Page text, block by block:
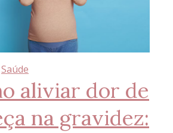
Saúde
aliviar dor de
na gravidez: